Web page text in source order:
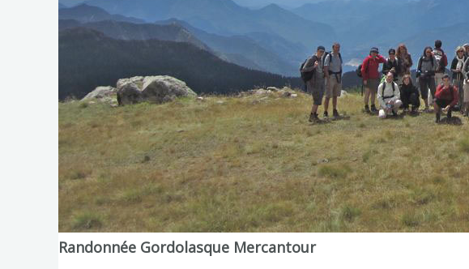
Randonnée Gordolasque Mercantour